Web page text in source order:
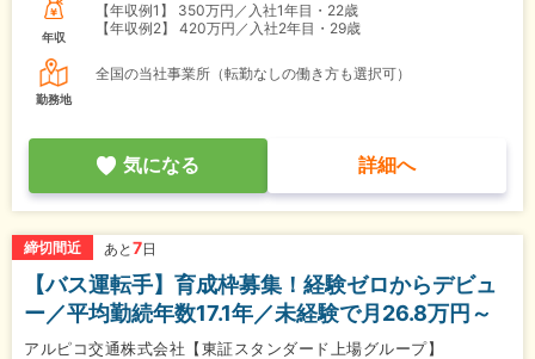
年収
【年収例1】
350万円／入社1年目・22歳
【年収例2】
420万円／入社2年目・29歳
勤務地
全国の当社事業所（転勤なしの働き方も選択可）
気になる 詳細へ
締切間近 あと 7日
【バス運転手】育成枠募集！経験ゼロからデビュ
ー／平均勤続年数17.1年／未経験で月26.8万円～
アルピコ交通株式会社【東証スタンダード上場グループ】